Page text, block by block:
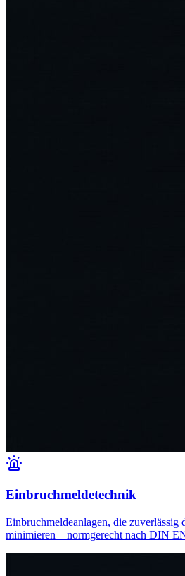
Einbruchmeldetechnik
Einbruchmeldeanlagen, die zuverlässig
minimieren – normgerecht nach DIN